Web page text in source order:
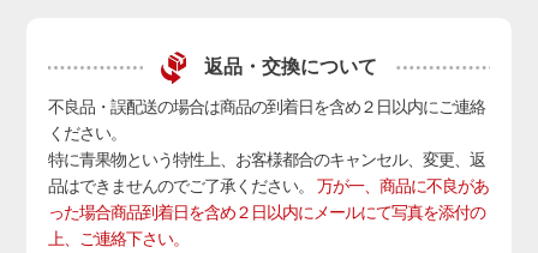
返品・交換について
不良品・誤配送の場合は商品の到着日を含め２日以内にご連絡
ください。
特に青果物という特性上、お客様都合のキャンセル、変更、返
品はできませんのでご了承ください。万が一、商品に不良があ
った場合商品到着日を含め２日以内にメールにて写真を添付の
上、ご連絡下さい。